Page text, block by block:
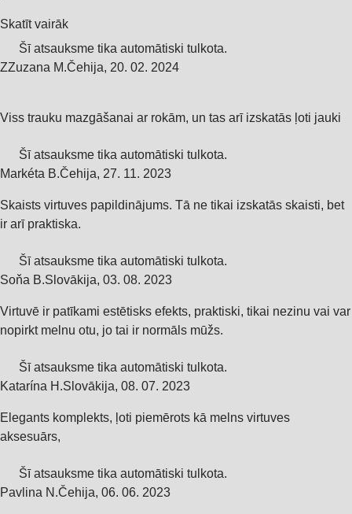
Skatīt vairāk
Šī atsauksme tika automātiski tulkota.
ZZuzana M.Čehija, 20. 02. 2024
Viss trauku mazgāšanai ar rokām, un tas arī izskatās ļoti jauki
Šī atsauksme tika automātiski tulkota.
Markéta B.Čehija, 27. 11. 2023
Skaists virtuves papildinājums. Tā ne tikai izskatās skaisti, bet
ir arī praktiska.
Šī atsauksme tika automātiski tulkota.
Soňa B.Slovākija, 03. 08. 2023
Virtuvē ir patīkami estētisks efekts, praktiski, tikai nezinu vai var
nopirkt melnu otu, jo tai ir normāls mūžs.
Šī atsauksme tika automātiski tulkota.
Katarína H.Slovākija, 08. 07. 2023
Elegants komplekts, ļoti piemērots kā melns virtuves
aksesuārs,
Šī atsauksme tika automātiski tulkota.
Pavlina N.Čehija, 06. 06. 2023